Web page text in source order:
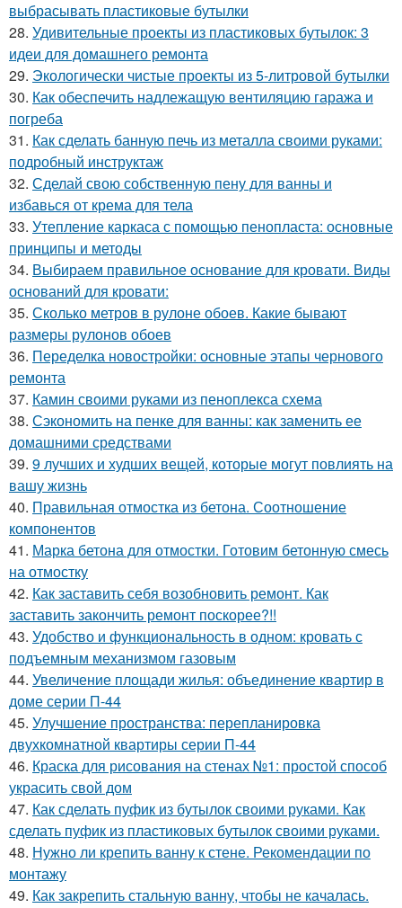
выбрасывать пластиковые бутылки
28. Удивительные проекты из пластиковых бутылок: 3
идеи для домашнего ремонта
29. Экологически чистые проекты из 5-литровой бутылки
30. Как обеспечить надлежащую вентиляцию гаража и
погреба
31. Как сделать банную печь из металла своими руками:
подробный инструктаж
32. Сделай свою собственную пену для ванны и
избавься от крема для тела
33. Утепление каркаса с помощью пенопласта: основные
принципы и методы
34. Выбираем правильное основание для кровати. Виды
оснований для кровати:
35. Сколько метров в рулоне обоев. Какие бывают
размеры рулонов обоев
36. Переделка новостройки: основные этапы чернового
ремонта
37. Камин своими руками из пеноплекса схема
38. Сэкономить на пенке для ванны: как заменить ее
домашними средствами
39. 9 лучших и худших вещей, которые могут повлиять на
вашу жизнь
40. Правильная отмостка из бетона. Соотношение
компонентов
41. Марка бетона для отмостки. Готовим бетонную смесь
на отмостку
42. Как заставить себя возобновить ремонт. Как
заставить закончить ремонт поскорее?!!
43. Удобство и функциональность в одном: кровать с
подъемным механизмом газовым
44. Увеличение площади жилья: объединение квартир в
доме серии П-44
45. Улучшение пространства: перепланировка
двухкомнатной квартиры серии П-44
46. Краска для рисования на стенах №1: простой способ
украсить свой дом
47. Как сделать пуфик из бутылок своими руками. Как
сделать пуфик из пластиковых бутылок своими руками.
48. Нужно ли крепить ванну к стене. Рекомендации по
монтажу
49. Как закрепить стальную ванну, чтобы не качалась.